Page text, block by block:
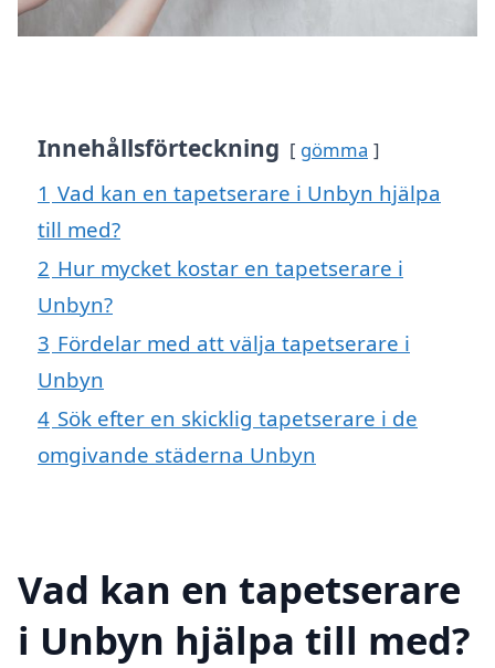
Innehållsförteckning gömma
1 Vad kan en tapetserare i Unbyn hjälpa
till med?
2 Hur mycket kostar en tapetserare i
Unbyn?
3 Fördelar med att välja tapetserare i
Unbyn
4 Sök efter en skicklig tapetserare i de
omgivande städerna Unbyn
Vad kan en tapetserare
i Unbyn hjälpa till med?